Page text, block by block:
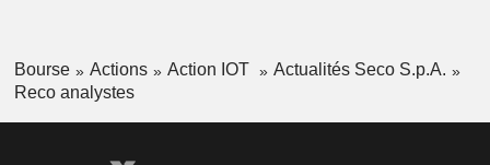
Bourse Actions Action IOT
Actualités Seco S.p.A.
Reco analystes